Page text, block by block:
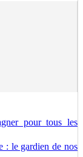
pour tous les
: le gardien de nos